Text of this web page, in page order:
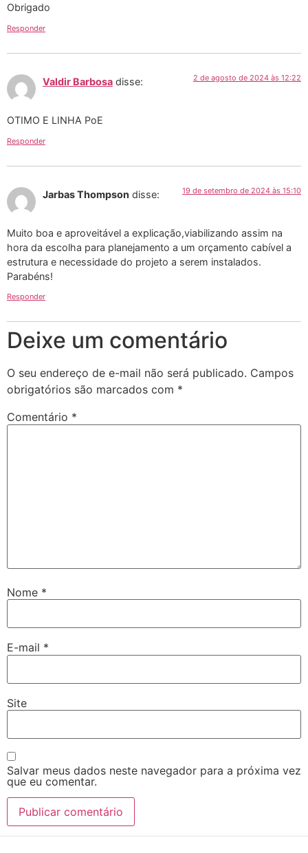
Obrigado
Responder
Valdir Barbosa disse: 2 de agosto de 2024 às 12:22
OTIMO E LINHA PoE
Responder
Jarbas Thompson disse: 19 de setembro de 2024 às 15:10
Muito boa e aproveitável a explicação,viabilizando assim na
hora da escolha para planejamento a um orçamento cabível a
estrutura e necessidade do projeto a serem instalados.
Parabéns!
Responder
Deixe um comentário
O seu endereço de e-mail não será publicado. Campos
obrigatórios são marcados com *
Comentário *
Nome *
E-mail *
Site
Salvar meus dados neste navegador para a próxima vez
que eu comentar.